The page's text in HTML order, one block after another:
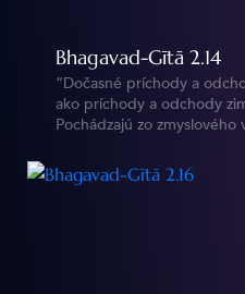
Bhagavad-Gītā 2.14
“Dočasné príchody a
ako príchody a odchody
Pochádzajú zo zmyslového
bola